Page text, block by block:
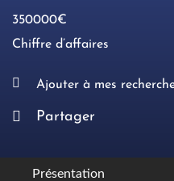
350000€
Chiffre d’affaires
Ajouter à mes
Partager
Présentation